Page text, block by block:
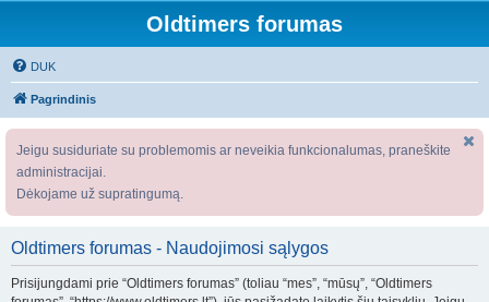
Oldtimers forumas
DUK
Pagrindinis
Jeigu susiduriate su problemomis ar neveikia funkcionalumas, praneškite
administracijai.
Dėkojame už supratingumą.
Oldtimers forumas - Naudojimosi sąlygos
Prisijungdami prie “Oldtimers forumas” (toliau “mes”, “mūsų”, “Oldtimers